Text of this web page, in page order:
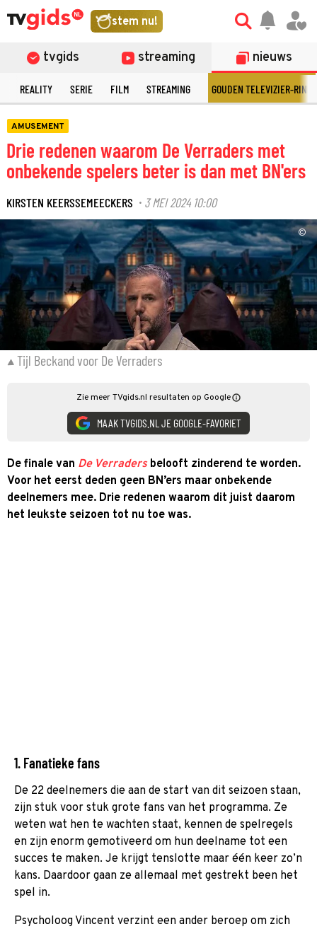
stem nu!
tvgids streaming nieuws
REALITY SERIE FILM STREAMING GOUDEN TELEVIZIER-RING
AMUSEMENT
Drie redenen waarom De Verraders met
onbekende spelers beter is dan met BN'ers
KIRSTEN KEERSSEMEECKERS · 3 MEI 2024 10:00
©
Tijl Beckand voor De Verraders
Zie meer TVgids.nl resultaten op Google
MAAK TVGIDS.NL JE GOOGLE-FAVORIET
De finale van De Verradersbelooft zinderend te worden.
Voor het eerst deden geen BN’ers maar onbekende
deelnemers mee. Drie redenen waarom dit juist daarom
het leukste seizoen tot nu toe was.
1. Fanatieke fans
De 22 deelnemers die aan de start van dit seizoen staan,
zijn stuk voor stuk grote fans van het programma. Ze
weten wat hen te wachten staat, kennen de spelregels
en zijn enorm gemotiveerd om hun deelname tot een
succes te maken. Je krijgt tenslotte maar één keer zo’n
kans. Daardoor gaan ze allemaal met gestrekt been het
spel in.
Psycholoog Vincent verzint een ander beroep om zich